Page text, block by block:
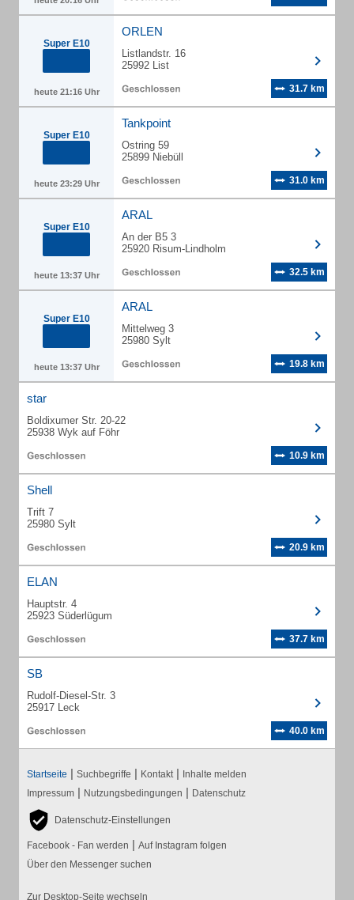
Super E10
heute 21:16 Uhr
ORLEN
Listlandstr. 16
25992 List
31.7 km
Super E10
heute 23:29 Uhr
Tankpoint
Ostring 59
25899 Niebüll
31.0 km
Super E10
heute 13:37 Uhr
ARAL
An der B5 3
25920 Risum-Lindholm
32.5 km
Super E10
heute 13:37 Uhr
ARAL
Mittelweg 3
25980 Sylt
19.8 km
star
Boldixumer Str. 20-22
25938 Wyk auf Föhr
10.9 km
Shell
Trift 7
25980 Sylt
20.9 km
ELAN
Hauptstr. 4
25923 Süderlügum
37.7 km
SB
Rudolf-Diesel-Str. 3
25917 Leck
40.0 km
Startseite | Suchbegriffe | Kontakt | Inhalte melden
Impressum | Nutzungsbedingungen | Datenschutz
Datenschutz-Einstellungen
Facebook - Fan werden | Auf Instagram folgen
Über den Messenger suchen
Zur Desktop-Seite wechseln